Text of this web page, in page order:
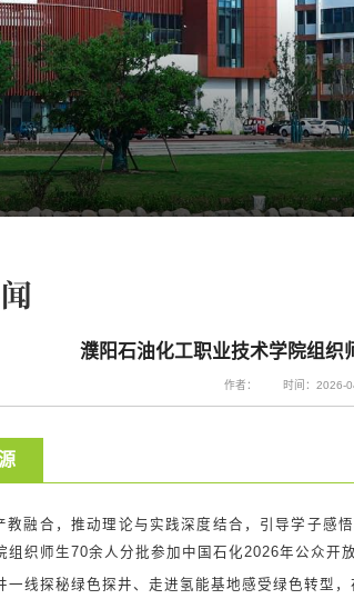
濮阳石油化工职业技术学院组织
作者： 时间：2026-
教融合，推动理论与实践深度结合，引导学子感
组织师生70余人分批参加中国石化2026年公众开
一线探秘绿色探井、走进氢能基地感受绿色转型